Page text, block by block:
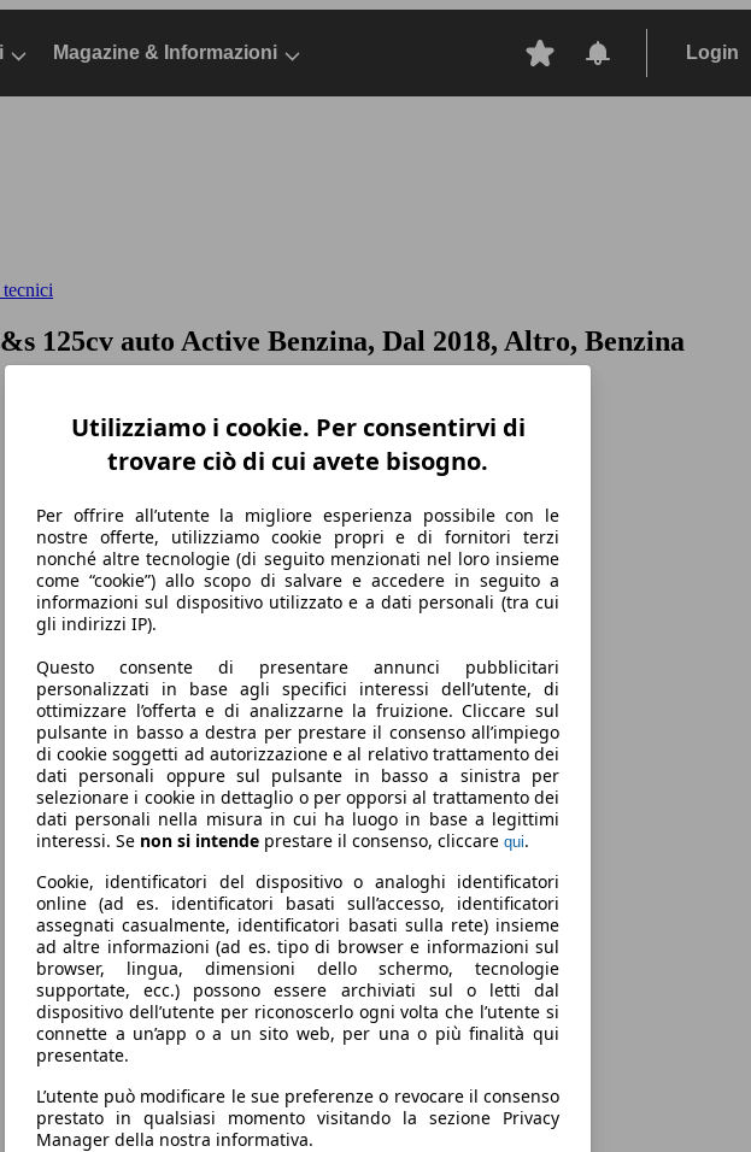
Magazine & Informazioni Login
125cv auto Active Benzina, Dal 2018, Altro, Benzina
Utilizziamo i cookie. Per consentirvi di
trovare ciò di cui avete bisogno.
Per offrire all’utente la migliore esperienza possibile con le
nostre offerte, utilizziamo cookie propri e di fornitori terzi
nonché altre tecnologie (di seguito menzionati nel loro insieme
come “cookie”) allo scopo di salvare e accedere in seguito a
informazioni sul dispositivo utilizzato e a dati personali (tra cui
gli indirizzi IP).
Questo consente di presentare annunci pubblicitari
personalizzati in base agli specifici interessi dell’utente, di
ottimizzare l’offerta e di analizzarne la fruizione. Cliccare sul
pulsante in basso a destra per prestare il consenso all’impiego
di cookie soggetti ad autorizzazione e al relativo trattamento dei
dati personali oppure sul pulsante in basso a sinistra per
selezionare i cookie in dettaglio o per opporsi al trattamento dei
dati personali nella misura in cui ha luogo in base a legittimi
interessi. Se non si intende prestare il consenso, cliccare qui.
Cookie, identificatori del dispositivo o analoghi identificatori
online (ad es. identificatori basati sull’accesso, identificatori
assegnati casualmente, identificatori basati sulla rete) insieme
ad altre informazioni (ad es. tipo di browser e informazioni sul
browser, lingua, dimensioni dello schermo, tecnologie
supportate, ecc.) possono essere archiviati sul o letti dal
dispositivo dell’utente per riconoscerlo ogni volta che l’utente si
connette a un’app o a un sito web, per una o più finalità qui
presentate.
L’utente può modificare le sue preferenze o revocare il consenso
prestato in qualsiasi momento visitando la sezione Privacy
Manager della nostra informativa.